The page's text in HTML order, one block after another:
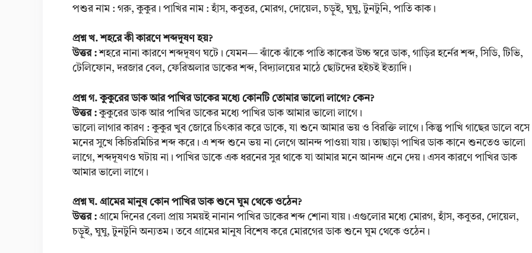
পশুর নাম : গরু, কুকুর। পাখির নাম : হাঁস, কবুতর, মোরগ, দোয়েল, চড়ুই, ঘুঘু, টুনটুনি, পাতি কাক।
প্রশ্ন খ. শহরে কী কারণে শব্দদূষণ হয়?
উত্তর :শহরে নানা কারণে শব্দদূষণ ঘটে। যেমন— ঝাঁকে ঝাঁকে পাতি কাকের উচ্চ স্বরে ডাক, গাড়ির হর্নের শব্দ, সিডি, টিভি,
টেলিফোন, দরজার বেল, ফেরিঅলার ডাকের শব্দ, বিদ্যালয়ের মাঠে ছোটদের হইচই ইত্যাদি।
প্রশ্ন গ. কুকুরের ডাক আর পাখির ডাকের মধ্যে কোনটি তোমার ভালো লাগে? কেন?
উত্তর :কুকুরের ডাক আর পাখির ডাকের মধ্যে পাখির ডাক আমার ভালো লাগে।
ভালো লাগার কারণ : কুকুর খুব জোরে চিৎকার করে ডাকে, যা শুনে আমার ভয় ও বিরক্তি লাগে। কিন্তু পাখি গাছের ডালে বসে
মনের সুখে কিচিরমিচির শব্দ করে। এ শব্দ শুনে ভয় না লেগে আনন্দ পাওয়া যায়। তাছাড়া পাখির ডাক কানে শুনতেও ভালো
লাগে, শব্দদূষণও ঘটায় না। পাখির ডাকে এক ধরনের সুর থাকে যা আমার মনে আনন্দ এনে দেয়। এসব কারণে পাখির ডাক
আমার ভালো লাগে।
প্রশ্ন ঘ. গ্রামের মানুষ কোন পাখির ডাক শুনে ঘুম থেকে ওঠেন?
উত্তর : গ্রামে দিনের বেলা প্রায় সময়ই নানান পাখির ডাকের শব্দ শোনা যায়। এগুলোর মধ্যে মোরগ, হাঁস, কবুতর, দোয়েল,
চড়ুই, ঘুঘু, টুনটুনি অন্যতম। তবে গ্রামের মানুষ বিশেষ করে মোরগের ডাক শুনে ঘুম থেকে ওঠেন।